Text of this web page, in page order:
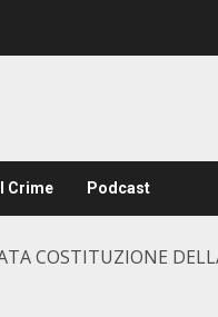
Crime Podcast
COSTITUZIONE